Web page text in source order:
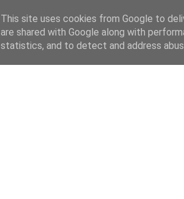
This site uses cookies from Google to
are shared with Google along with
statistics, and to detect and address